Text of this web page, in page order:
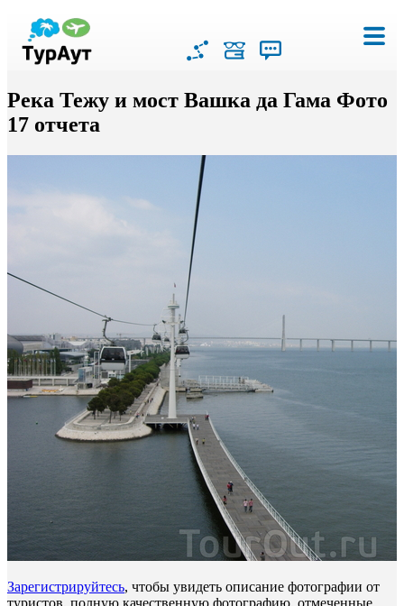
Река Тежу и мост Вашка да Гама Фото
17 отчета
Зарегистрируйтесь, чтобы увидеть описание фотографии от
туристов, полную качественную фотографию, отмеченные